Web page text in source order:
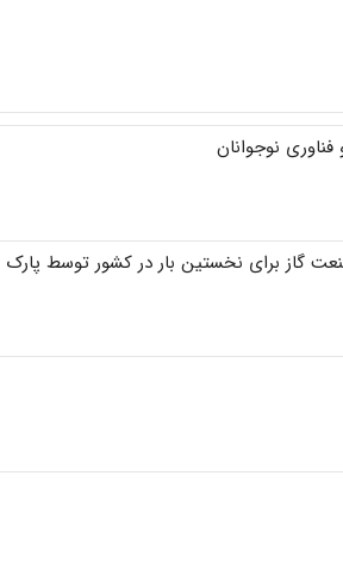
نوجوانان
گاز برای نخستین بار در کشور توسط پارک